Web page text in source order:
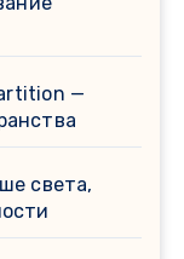
—
света,